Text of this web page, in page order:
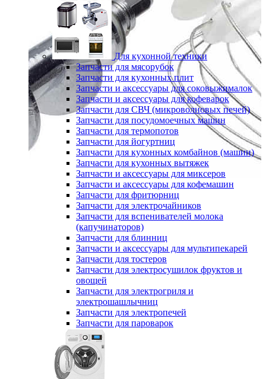
Для кухонной техники
Запчасти для мясорубок
Запчасти для кухонных плит
Запчасти и аксессуары для соковыжималок
Запчасти и аксессуары для кофеварок
Запчасти для СВЧ (микроволновых печей)
Запчасти для посудомоечных машин
Запчасти для термопотов
Запчасти для йогуртниц
Запчасти для кухонных комбайнов (машин)
Запчасти для кухонных вытяжек
Запчасти и аксессуары для миксеров
Запчасти и аксессуары для кофемашин
Запчасти для фритюрниц
Запчасти для электрочайников
Запчасти для вспенивателей молока
(капучинаторов)
Запчасти для блинниц
Запчасти и аксессуары для мультипекарей
Запчасти для тостеров
Запчасти для электросушилок фруктов и
овощей
Запчасти для электрогриля и
электрошашлычниц
Запчасти для электропечей
Запчасти для пароварок